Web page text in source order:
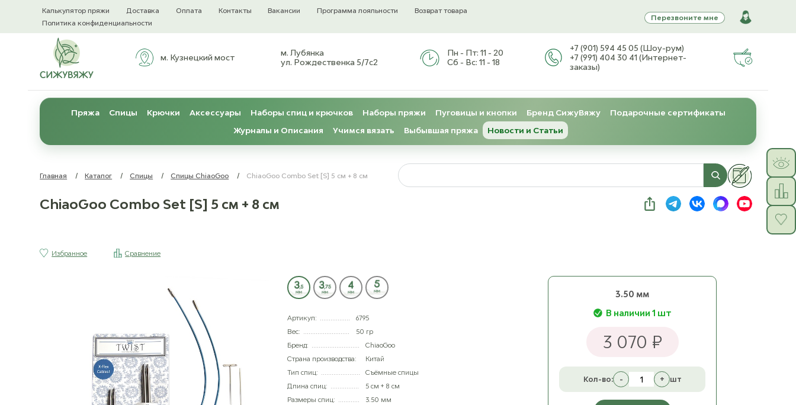
Калькулятор пряжи Доставка Оплата Контакты Вакансии Программа лояльности
Возврат товара
Политика конфиденциальности
Перезвоните мне
м. Кузнецкий мост
м. Лубянка
ул. Рождественка 5/7с2
Пн - Пт: 11 - 20
Сб - Вс: 11 - 18
+7 (901) 594 45 05 (Шоу-рум)
+7 (991) 404 30 41 (Интернет-
заказы)
Пряжа Спицы Крючки Аксессуары Наборы спиц и крючков Наборы пряжи Пуговицы и кнопки Бренд СижуВяжу
Подарочные сертификаты
Журналы и Описания
Учимся вязать Выбывшая пряжа Новости и Статьи
Главная / Каталог / Спицы / Спицы ChiaoGoo / ChiaoGoo Combo Set [S] 5 см + 8 см
ChiaoGoo Combo Set [S] 5 см + 8 см
Избранное Сравнение
Артикул:
6795
Вес:
50 гр
Бренд:
ChiaoGoo
Страна производства:
Китай
Тип спиц:
Съёмные спицы
Длина спиц:
5 см + 8 см
Размеры спиц:
3.50 мм
3.50 мм
В наличии 1 шт
3 070 ₽
Кол-во: - + шт